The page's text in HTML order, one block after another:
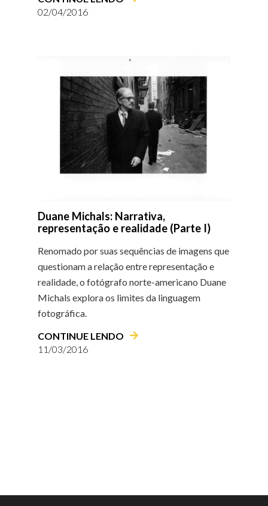
02/04/2016
Duane Michals: Narrativa,
representação e realidade (Parte I)
Renomado por suas sequências de imagens que
questionam a relação entre representação e
realidade, o fotógrafo norte-americano Duane
Michals explora os limites da linguagem
fotográfica.
11/03/2016
CONTINUE LENDO